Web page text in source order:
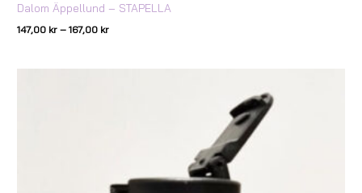
Dalom Äppellund – STAPELLA
147,00 kr – 167,00 kr